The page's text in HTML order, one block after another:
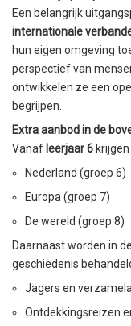
Een belangrijk
internationale
hun eigen omgeving
perspectief van
ontwikkelen ze een
begrijpen.
Extra aanbod in de
Vanaf leerjaar 6
Nederland (groep 6)
Europa (groep 7)
De wereld (groep 8)
Daarnaast worden in
geschiedenis
Jagers en
Ontdekkingsreizen